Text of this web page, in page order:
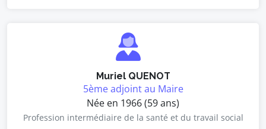
Muriel QUENOT
5ème adjoint au Maire
Née en 1966 (59 ans)
Profession intermédiaire de la santé et du travail social